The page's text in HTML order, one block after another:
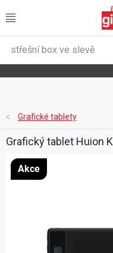
na
VŠECHNY KATEGORIE
ZAHRADA
DÍLNA
ÚLOŽNÉ BOXY
GIGA CENY
Grafické tablety
Grafický tablet Huion
Akce